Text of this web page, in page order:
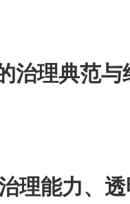
治理典范与
理能力、